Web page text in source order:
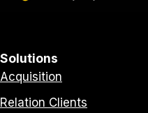
Solutions
Acquisition
Relation Clients